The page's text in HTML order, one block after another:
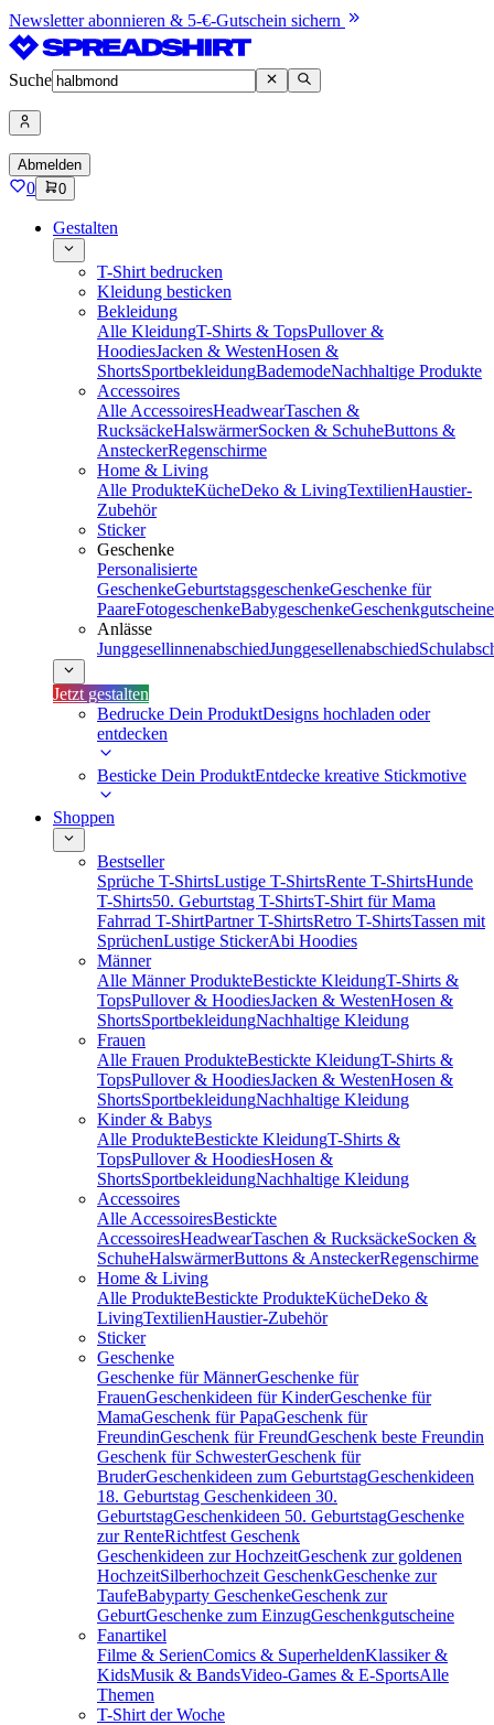
Newsletter abonnieren & 5-€-Gutschein sichern
Suche
Abmelden
0 0
Gestalten
T-Shirt bedrucken
Kleidung besticken
Bekleidung
Alle KleidungT-Shirts & TopsPullover &
HoodiesJacken & WestenHosen &
ShortsSportbekleidungBademodeNachhaltige Produkte
Accessoires
Alle AccessoiresHeadwearTaschen &
RucksäckeHalswärmerSocken & SchuheButtons &
AnsteckerRegenschirme
Home & Living
Alle ProdukteKücheDeko & LivingTextilienHaustier-
Zubehör
Sticker
Geschenke
Personalisierte
GeschenkeGeburtstagsgeschenkeGeschenke für
PaareFotogeschenkeBabygeschenkeGeschenkgutscheine
Anlässe
JunggesellinnenabschiedJunggesellenabschied
Jetzt gestalten
Bedrucke Dein ProduktDesigns hochladen oder
entdecken
Besticke Dein ProduktEntdecke kreative Stickmotive
Shoppen
Bestseller
Sprüche T-ShirtsLustige T-ShirtsRente T-ShirtsHunde
T-Shirts50. Geburtstag T-ShirtsT-Shirt für Mama
Fahrrad T-ShirtPartner T-ShirtsRetro T-ShirtsTassen mit
SprüchenLustige StickerAbi Hoodies
Männer
Alle Männer ProdukteBestickte KleidungT-Shirts &
TopsPullover & HoodiesJacken & WestenHosen &
ShortsSportbekleidungNachhaltige Kleidung
Frauen
Alle Frauen ProdukteBestickte KleidungT-Shirts &
TopsPullover & HoodiesJacken & WestenHosen &
ShortsSportbekleidungNachhaltige Kleidung
Kinder & Babys
Alle ProdukteBestickte KleidungT-Shirts &
TopsPullover & HoodiesHosen &
ShortsSportbekleidungNachhaltige Kleidung
Accessoires
Alle AccessoiresBestickte
AccessoiresHeadwearTaschen & RucksäckeSocken &
SchuheHalswärmerButtons & AnsteckerRegenschirme
Home & Living
Alle ProdukteBestickte ProdukteKücheDeko &
LivingTextilienHaustier-Zubehör
Sticker
Geschenke
Geschenke für MännerGeschenke für
FrauenGeschenkideen für KinderGeschenke für
MamaGeschenk für PapaGeschenk für
FreundinGeschenk für FreundGeschenk beste Freundin
Geschenk für SchwesterGeschenk für
BruderGeschenkideen zum GeburtstagGeschenkideen
18. Geburtstag Geschenkideen 30.
GeburtstagGeschenkideen 50. GeburtstagGeschenke
zur RenteRichtfest Geschenk
Geschenkideen zur HochzeitGeschenk zur goldenen
HochzeitSilberhochzeit GeschenkGeschenke zur
TaufeBabyparty GeschenkeGeschenk zur
GeburtGeschenke zum EinzugGeschenkgutscheine
Fanartikel
Filme & SerienComics & SuperheldenKlassiker &
KidsMusik & BandsVideo-Games & E-SportsAlle
Themen
T-Shirt der Woche